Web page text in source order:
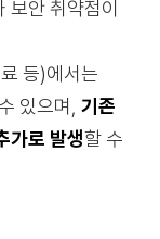
안 취약점이
등)에서는
있으며, 기존
가로 발생할 수